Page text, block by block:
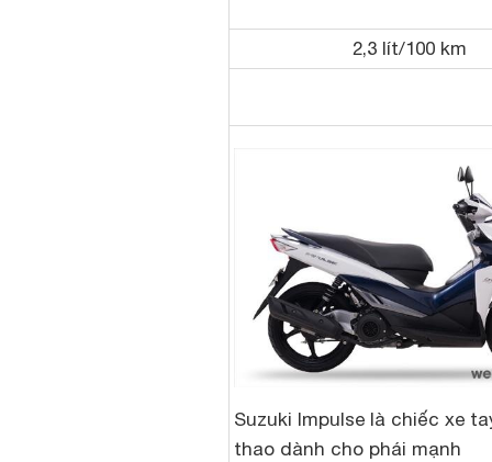
2,3 lít/100 km
Suzuki Impulse là chiếc xe
thao dành cho phái mạnh